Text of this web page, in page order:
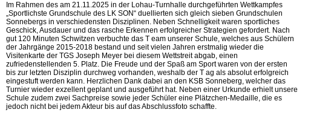
Im Rahmen des am 21.11.2025 in der Lohau-Turnhalle durchgeführten Wettkampfes
„Sportlichste Grundschule des LK SON“ duellierten sich gleich sieben Grundschulen
Sonnebergs in verschiedensten Disziplinen. Neben Schnelligkeit waren sportliches
Geschick, Ausdauer und das rasche Erkennen erfolgreicher Strategien gefordert. Nach
gut 120 Minuten Schwitzen verbuchte das T eam unserer Schule, welches aus Schülern
der Jahrgänge 2015-2018 bestand und seit vielen Jahren erstmalig wieder die
Visitenkarte der TGS Joseph Meyer bei diesem Wettstreit abgab, einen
zufriedenstellenden 5. Platz. Die Freude und der Spaß am Sport waren von der ersten
bis zur letzten Disziplin durchweg vorhanden, weshalb der T ag als absolut erfolgreich
eingestuft werden kann. Herzlichen Dank dabei an den KSB Sonneberg, welcher das
Turnier wieder exzellent geplant und ausgeführt hat. Neben einer Urkunde erhielt unsere
Schule zudem zwei Sachpreise sowie jeder Schüler eine Plätzchen-Medaille, die es
jedoch nicht bei jedem Akteur bis auf das Abschlussfoto schaffte.